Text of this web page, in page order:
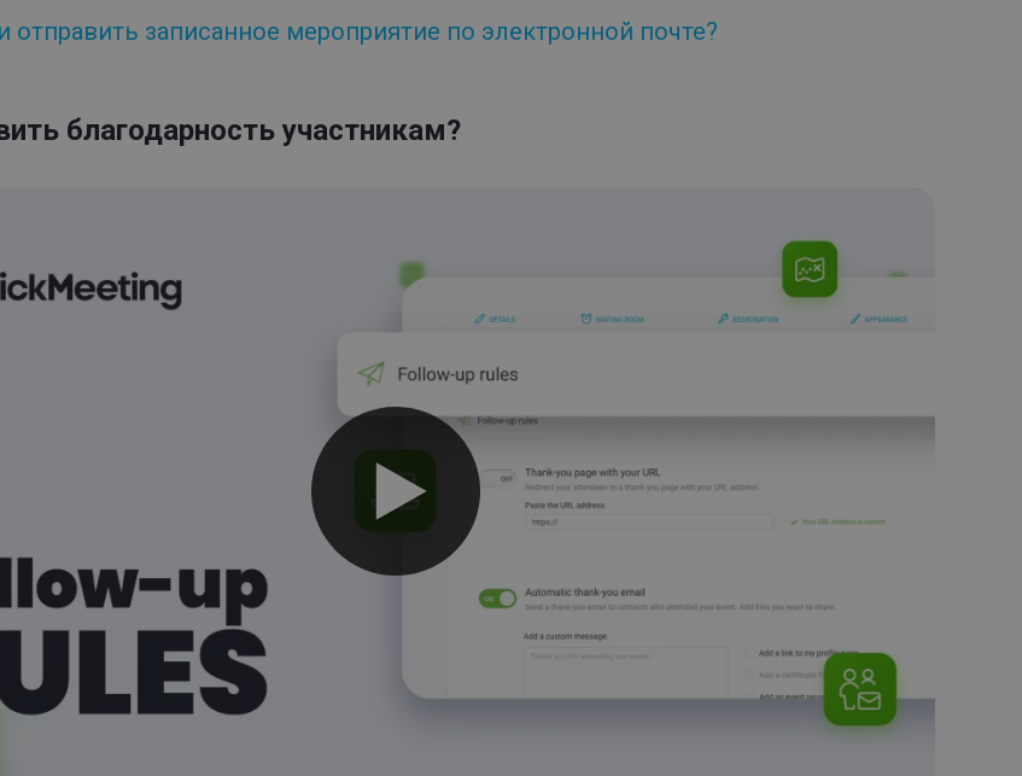
записанное мероприятие по электронной почте?
благодарность участникам?